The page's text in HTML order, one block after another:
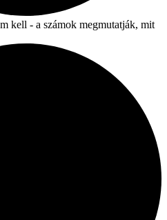
kell - a számok megmutatják, mit